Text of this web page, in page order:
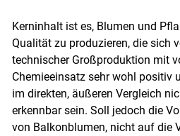
Kerninhalt ist es, Blumen und
Qualität zu produzieren, die sich
technischer Großproduktion mit
Chemieeinsatz sehr wohl positiv
im direkten, äußeren Vergleich
erkennbar sein. Soll jedoch die
von Balkonblumen, nicht auf die